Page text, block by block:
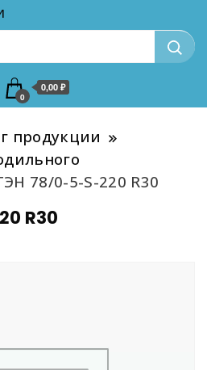
0
0,00 ₽
продукции
78/0-5-S-220 R30
R30